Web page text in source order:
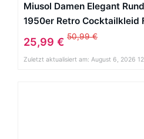
Miusol Damen Elegant
1950er Retro Cocktailkleid
weinrot Groesse S
25,99 € 50,99 €
Zuletzt aktualisiert am: August 6, 2026